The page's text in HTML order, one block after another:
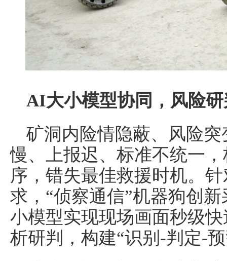
AI大小模型协同 ， 风险
矿洞内险情隐蔽、风险
慢、上报迟、标准不统一
序，错失最佳救援时机。
求，“侦察通信”机器狗创
小模型实现现场画面秒级
析研判，构建“识别-判定-